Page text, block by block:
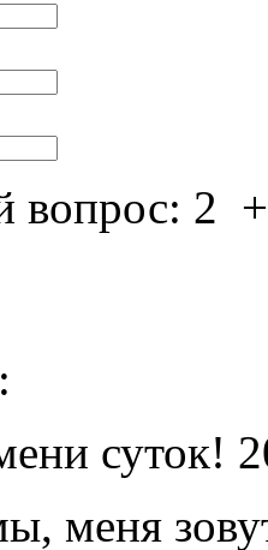
вопрос: 2
суток!
меня